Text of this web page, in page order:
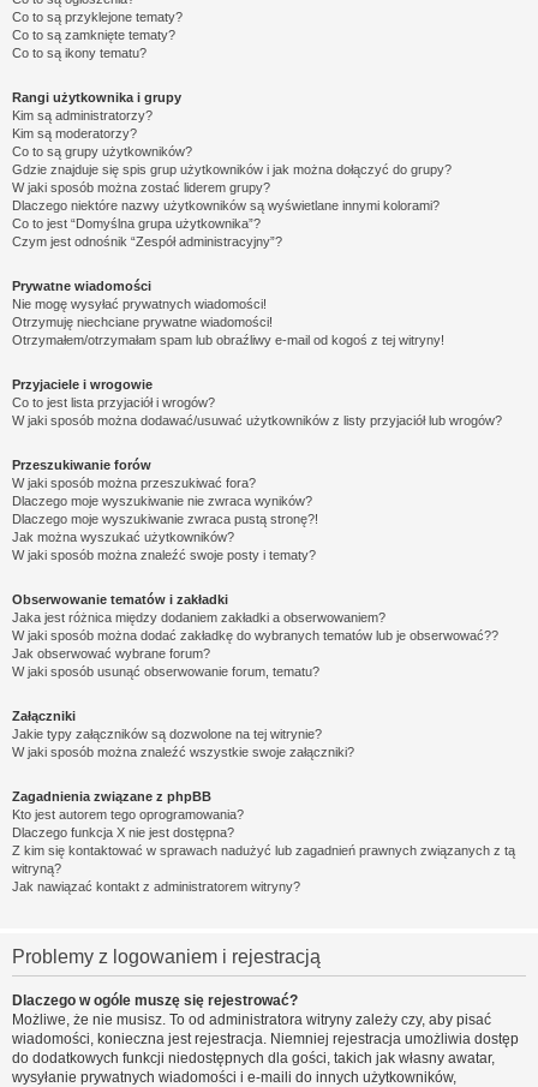
Co to są przyklejone tematy?
Co to są zamknięte tematy?
Co to są ikony tematu?
Rangi użytkownika i grupy
Kim są administratorzy?
Kim są moderatorzy?
Co to są grupy użytkowników?
Gdzie znajduje się spis grup użytkowników i jak można dołączyć do grupy?
W jaki sposób można zostać liderem grupy?
Dlaczego niektóre nazwy użytkowników są wyświetlane innymi kolorami?
Co to jest “Domyślna grupa użytkownika”?
Czym jest odnośnik “Zespół administracyjny”?
Prywatne wiadomości
Nie mogę wysyłać prywatnych wiadomości!
Otrzymuję niechciane prywatne wiadomości!
Otrzymałem/otrzymałam spam lub obraźliwy e-mail od kogoś z tej witryny!
Przyjaciele i wrogowie
Co to jest lista przyjaciół i wrogów?
W jaki sposób można dodawać/usuwać użytkowników z listy przyjaciół lub wrogów?
Przeszukiwanie forów
W jaki sposób można przeszukiwać fora?
Dlaczego moje wyszukiwanie nie zwraca wyników?
Dlaczego moje wyszukiwanie zwraca pustą stronę?!
Jak można wyszukać użytkowników?
W jaki sposób można znaleźć swoje posty i tematy?
Obserwowanie tematów i zakładki
Jaka jest różnica między dodaniem zakładki a obserwowaniem?
W jaki sposób można dodać zakładkę do wybranych tematów lub je obserwować??
Jak obserwować wybrane forum?
W jaki sposób usunąć obserwowanie forum, tematu?
Załączniki
Jakie typy załączników są dozwolone na tej witrynie?
W jaki sposób można znaleźć wszystkie swoje załączniki?
Zagadnienia związane z phpBB
Kto jest autorem tego oprogramowania?
Dlaczego funkcja X nie jest dostępna?
Z kim się kontaktować w sprawach nadużyć lub zagadnień prawnych związanych z tą
witryną?
Jak nawiązać kontakt z administratorem witryny?
Problemy z logowaniem i rejestracją
Dlaczego w ogóle muszę się rejestrować?
Możliwe, że nie musisz. To od administratora witryny zależy czy, aby pisać
wiadomości, konieczna jest rejestracja. Niemniej rejestracja umożliwia dostęp
do dodatkowych funkcji niedostępnych dla gości, takich jak własny awatar,
wysyłanie prywatnych wiadomości i e-maili do innych użytkowników,